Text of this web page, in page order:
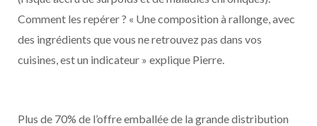
Comment les repérer ? « Une composition à rallonge, avec
des ingrédients que vous ne retrouvez pas dans vos
cuisines, est un indicateur » explique Pierre.
Plus de 70% de l’offre emballée de la grande distribution